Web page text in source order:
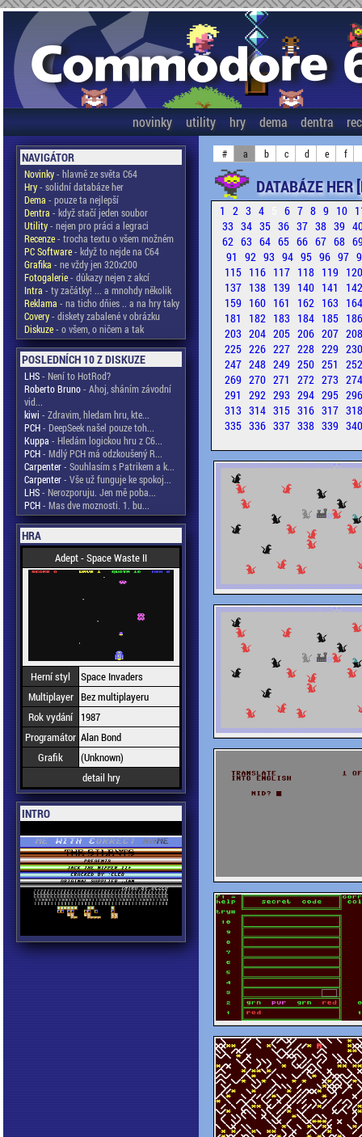
novinky utility hry dema dentra
NAVIGÁTOR
Novinky- hlavně ze světa C64
Hry- solidní databáze her
Dema - pouze ta nejlepší
Dentra - když stačí jeden soubor
Utility- nejen pro práci a legraci
Recenze- trocha textu o všem možném
PC Software- když to nejde na C64
Grafika - ne vždy jen 320x200
Fotogalerie- důkazy nejen z akcí
Intra - ty začátky! ... a mnohdy několik
Reklama - na ticho dňies .. a na hry taky
Covery- diskety zabalené v obrázku
Diskuze- o všem, o ničem a tak
POSLEDNÍCH 10 Z DISKUZE
LHS- Není to HotRod?
Roberto Bruno- Ahoj, sháním závodní
vid...
kiwi - Zdravim, hledam hru, kte...
PCH- DeepSeek našel pouze toh...
Kuppa - Hledám logickou hru z C6...
PCH- Mdlý PCH má odzkoušený R...
Carpenter- Souhlasím s Patrikem a k...
Carpenter- Vše už funguje ke spokoj...
LHS- Nerozporuju. Jen mě poba...
PCH- Mas dve moznosti. 1. bu...
HRA
Adept - Space Waste II
Herní styl
Space Invaders
Multiplayer Bez multiplayeru
Rok vydání
1987
Programátor Alan Bond
Grafik
(Unknown)
detail hry
INTRO
# a b c d e f
DATABÁZE
1 2 3 4 6 7 8 9 10
33 34 35 36 37 38 39
62 63 64 65 66 67 68
91 92 93 94 95 96 97
115 116 117 118 119
137 138 139 140 141
159 160 161 162 163
181
182 183 184 185
203 204 205 206 207
225 226 227 228 229
247 248 249 250 251
269 270 271 272 273
291 292 293 294 295
313 314 315 316 317
335 336 337 338 339